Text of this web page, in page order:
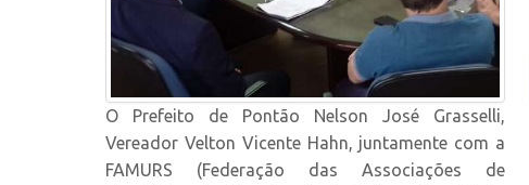
O Prefeito de Pontão Nelson José Grasselli,
Vereador Velton Vicente Hahn, juntamente com a
FAMURS (Federação das Associações de